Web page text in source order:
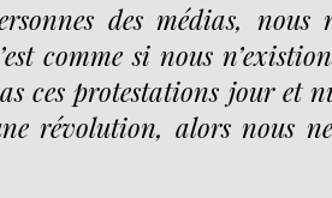
des médias, nous
comme si nous
ces protestations jour et
révolution, alors nous ne